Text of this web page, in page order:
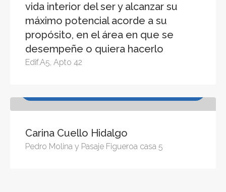
vida interior del ser y alcanzar su
máximo potencial acorde a su
propósito, en el área en que se
desempeñe o quiera hacerlo
Edif.A5, Apto 42
Carina Cuello Hidalgo
Pedro Molina y Pasaje Figueroa casa 5